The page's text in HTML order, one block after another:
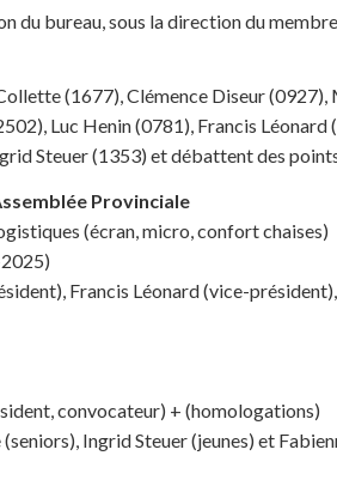
du bureau, sous la direction du
(1677), Clémence Diseur (0927),
Luc Henin (0781), Francis Léonard
Steuer (1353) et débattent des
Provinciale
(écran, micro, confort chaises)
Francis Léonard (vice-
convocateur) + (homologations)
Ingrid Steuer (jeunes) et